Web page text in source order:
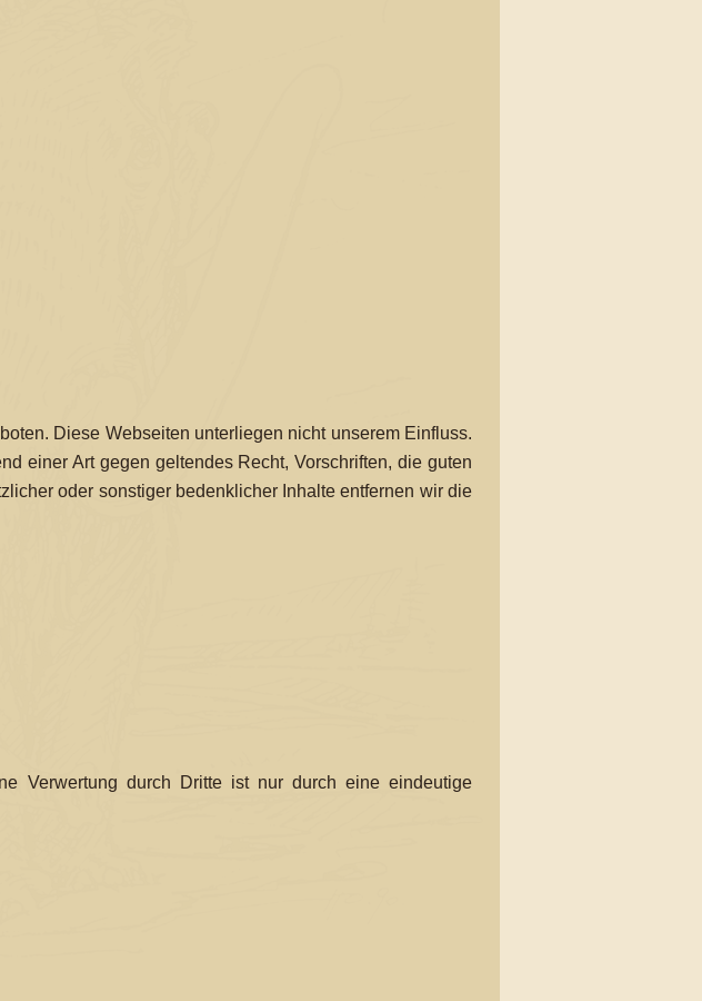
Diese Webseiten unterliegen nicht unserem Einfluss.
einer Art gegen geltendes Recht, Vorschriften, die guten
oder sonstiger bedenklicher Inhalte entfernen wir die
Verwertung durch Dritte ist nur durch eine eindeutige